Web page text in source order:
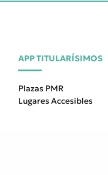
APP TITULARÍSIMOS
Plazas PMR
Lugares Accesibles